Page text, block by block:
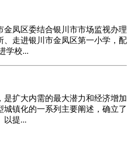
金凤区委结合银川市市场监视办理
、走进银川市金凤区第一小学，配
学校...
是扩大内需的最大潜力和经济增加
城镇化的一系列主要阐述，确立了
以提...